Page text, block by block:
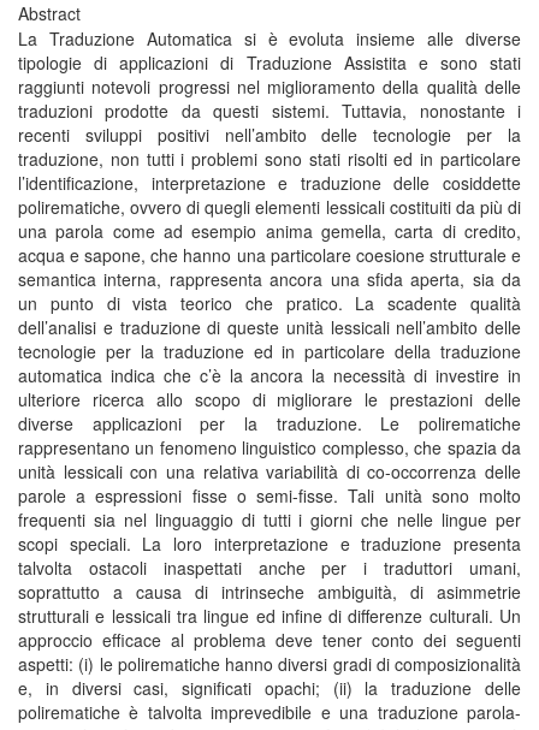
Abstract
La Traduzione Automatica si è evoluta insieme alle diverse
tipologie di applicazioni di Traduzione Assistita e sono stati
raggiunti notevoli progressi nel miglioramento della qualità delle
traduzioni prodotte da questi sistemi. Tuttavia, nonostante i
recenti sviluppi positivi nell’ambito delle tecnologie per la
traduzione, non tutti i problemi sono stati risolti ed in particolare
l’identificazione, interpretazione e traduzione delle cosiddette
polirematiche, ovvero di quegli elementi lessicali costituiti da più di
una parola come ad esempio anima gemella, carta di credito,
acqua e sapone, che hanno una particolare coesione strutturale e
semantica interna, rappresenta ancora una sfida aperta, sia da
un punto di vista teorico che pratico. La scadente qualità
dell’analisi e traduzione di queste unità lessicali nell’ambito delle
tecnologie per la traduzione ed in particolare della traduzione
automatica indica che c’è la ancora la necessità di investire in
ulteriore ricerca allo scopo di migliorare le prestazioni delle
diverse applicazioni per la traduzione. Le polirematiche
rappresentano un fenomeno linguistico complesso, che spazia da
unità lessicali con una relativa variabilità di co-occorrenza delle
parole a espressioni fisse o semi-fisse. Tali unità sono molto
frequenti sia nel linguaggio di tutti i giorni che nelle lingue per
scopi speciali. La loro interpretazione e traduzione presenta
talvolta ostacoli inaspettati anche per i traduttori umani,
soprattutto a causa di intrinseche ambiguità, di asimmetrie
strutturali e lessicali tra lingue ed infine di differenze culturali. Un
approccio efficace al problema deve tener conto dei seguenti
aspetti: (i) le polirematiche hanno diversi gradi di composizionalità
e, in diversi casi, significati opachi; (ii) la traduzione delle
polirematiche è talvolta imprevedibile e una traduzione parola-